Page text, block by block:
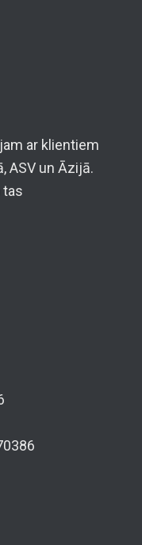
ar klientiem
ASV un Āzijā.
tas